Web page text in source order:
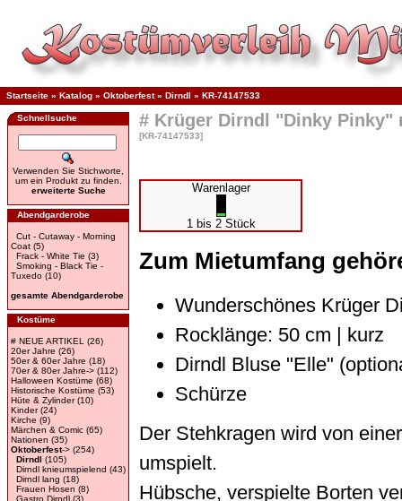
Startseite » Katalog » Oktoberfest» Dirndl » KR-74147533
Schnellsuche
Verwenden Sie Stichworte,
um ein Produkt zu finden.
erweiterte Suche
Abendgarderobe
Cut - Cutaway - Morning
Coat (5)
Frack - White Tie (3)
Smoking - Black Tie -
Tuxedo (10)
gesamte Abendgarderobe
Kostüme
# NEUE ARTIKEL
(26)
20er Jahre (26)
50er & 60er Jahre (18)
70er & 80er Jahre-> (112)
Halloween Kostüme (68)
Historische Kostüme (53)
Hüte & Zylinder(10)
Kinder(24)
Kirche (9)
Märchen & Comic (65)
Nationen (35)
Oktoberfest-> (254)
Dirndl (105)
Dirndl knieumspielend (43)
Dirndl lang (18)
Frauen Hosen (8)
Gastro Dirndl (3)
# Krüger Dirndl "Dinky Pinky"
[KR-74147533]
Warenlager
1 bis 2 Stück
Zum Mietumfang
Wunderschönes Krüger
Rocklänge: 50 cm | kurz
Dirndl Bluse "Elle"
Schürze
Der Stehkragen wird von
umspielt.
Hübsche, verspielte Borten